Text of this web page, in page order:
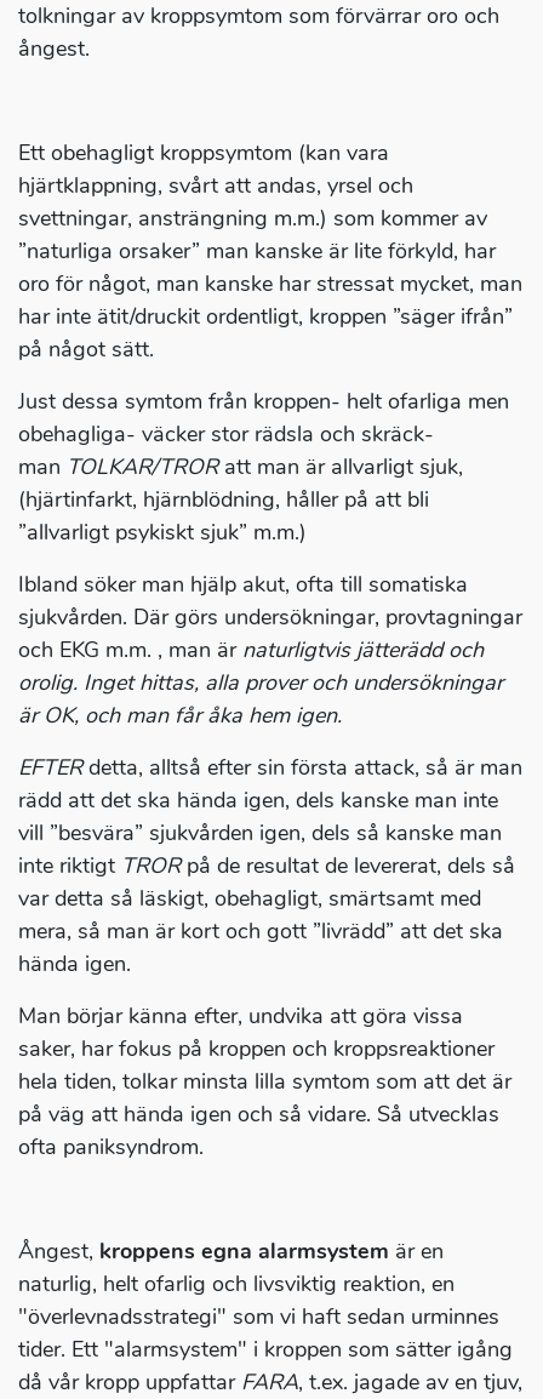
tolkningar av kroppsymtom som förvärrar oro och
ångest.
Ett obehagligt kroppsymtom (kan vara
hjärtklappning, svårt att andas, yrsel och
svettningar, ansträngning m.m.) som kommer av
”naturliga orsaker” man kanske är lite förkyld, har
oro för något, man kanske har stressat mycket, man
har inte ätit/druckit ordentligt, kroppen ”säger ifrån”
på något sätt.
Just dessa symtom från kroppen- helt ofarliga men
obehagliga- väcker stor rädsla och skräck-
man TOLKAR/TRORatt man är allvarligt sjuk,
(hjärtinfarkt, hjärnblödning, håller på att bli
”allvarligt psykiskt sjuk” m.m.)
Ibland söker man hjälp akut, ofta till somatiska
sjukvården. Där görs undersökningar, provtagningar
och EKG m.m. , man är naturligtvis jätterädd och
orolig. Inget hittas, alla prover och undersökningar
är OK, och man får åka hem igen.
EFTERdetta, alltså efter sin första attack, så är man
rädd att det ska hända igen, dels kanske man inte
vill ”besvära” sjukvården igen, dels så kanske man
inte riktigt TRORpå de resultat de levererat, dels så
var detta så läskigt, obehagligt, smärtsamt med
mera, så man är kort och gott ”livrädd” att det ska
hända igen.
Man börjar känna efter, undvika att göra vissa
saker, har fokus på kroppen och kroppsreaktioner
hela tiden, tolkar minsta lilla symtom som att det är
på väg att hända igen och så vidare. Så utvecklas
ofta paniksyndrom.
Ångest, kroppens egna alarmsystem är en
naturlig, helt ofarlig och livsviktig reaktion, en
"överlevnadsstrategi" som vi haft sedan urminnes
tider. Ett "alarmsystem" i kroppen som sätter igång
då vår kropp uppfattar FARA, t.ex. jagade av en tjuv,